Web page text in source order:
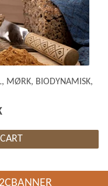
MØRK, BIODYNAMISK,